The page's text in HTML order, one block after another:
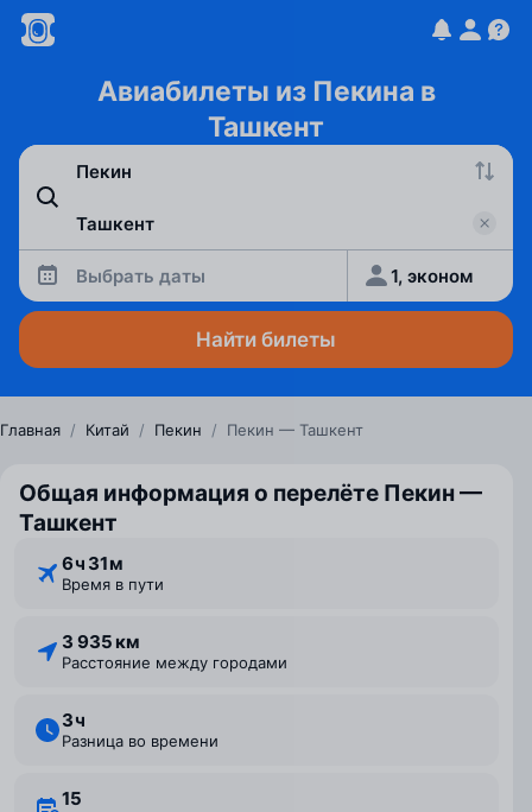
Авиабилеты из Пекина в
Ташкент
Выбрать даты 1, эконом
Найти билеты
Главная / Китай / Пекин / Пекин — Ташкент
Общая информация о перелёте Пекин —
Ташкент
6 ⁠ч 31 ⁠м
Время в пути
3 935 км
Расстояние между городами
3 ⁠ч
Разница во времени
15